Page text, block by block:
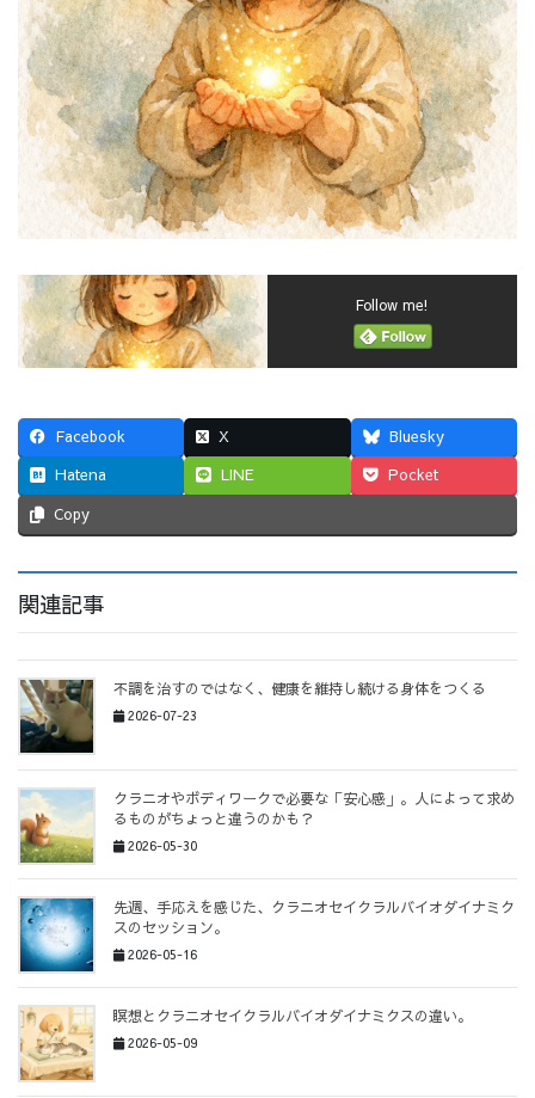
Follow me!
Facebook X
Bluesky
Hatena
LINE
Pocket
Copy
関連記事
不調を治すのではなく、健康を維持し続ける身体をつくる
2026-07-23
クラニオやボディワークで必要な「安心感」。人によって求め
るものがちょっと違うのかも？
2026-05-30
先週、手応えを感じた、クラニオセイクラルバイオダイナミク
スのセッション。
2026-05-16
瞑想とクラニオセイクラルバイオダイナミクスの違い。
2026-05-09